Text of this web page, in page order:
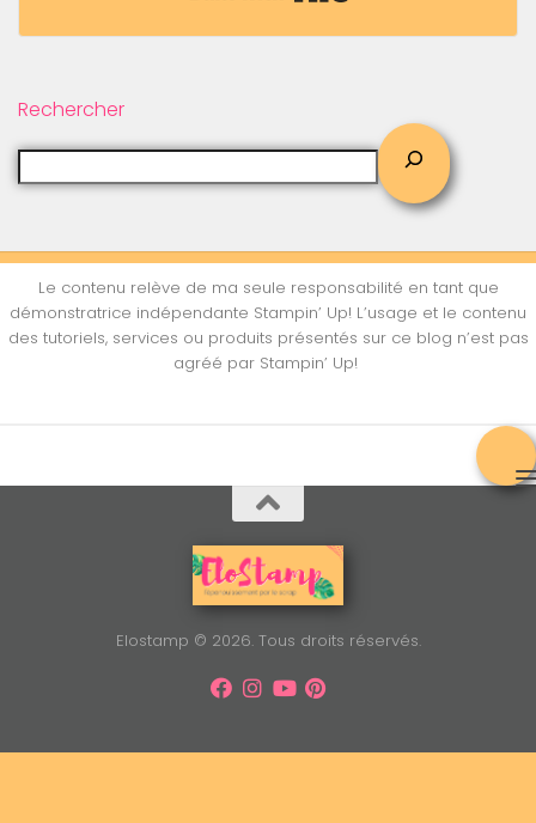
Rechercher
Le contenu relève de ma seule responsabilité en tant que
démonstratrice indépendante Stampin’ Up! L’usage et le contenu
des tutoriels, services ou produits présentés sur ce blog n’est pas
agréé par Stampin’ Up!
Elostamp © 2026. Tous droits réservés.